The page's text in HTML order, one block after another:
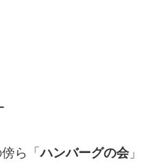
ら「ハンバーグの会」